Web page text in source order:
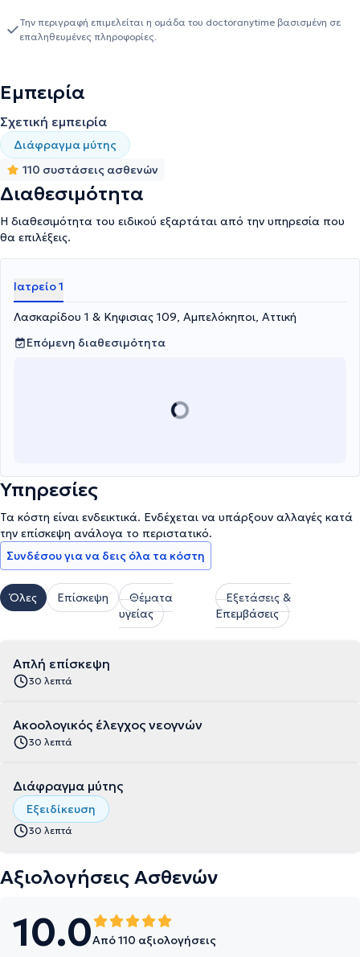
παρόντος διατελεί Επιμελητής ΩΡΛ Κλινικής του 401 ΓΣΝΑ.
Αναλαμβάνει πλήθος περιστατικών, αξιοποιώντας την
κάθε ασθενούς που αναλαμβάνει.
Την περιγραφή επιμελείται η ομάδα του doctoranytime βασισμένη σε
επαληθευμένες πληροφορίες.
Εμπειρία
Σχετική εμπειρία
Διάφραγμα μύτης
110 συστάσεις ασθενών
Διαθεσιμότητα
Η διαθεσιμότητα του ειδικού εξαρτάται από την υπηρεσία που
θα επιλέξεις.
Ιατρείο 1
Λασκαρίδου 1 & Κηφισιας 109, Αμπελόκηποι, Αττική
Επόμενη διαθεσιμότητα
Υπηρεσίες
Τα κόστη είναι ενδεικτικά. Ενδέχεται να υπάρξουν αλλαγές κατά
την επίσκεψη ανάλογα το περιστατικό.
Συνδέσου για να δεις όλα τα κόστη
Όλες Επίσκεψη
Θέματα
υγείας
Εξετάσεις &
Επεμβάσεις
Απλή επίσκεψη
30 λεπτά
Ακοολογικός έλεγχος νεογνών
30 λεπτά
Διάφραγμα μύτης
Εξειδίκευση
30 λεπτά
Αξιολογήσεις Ασθενών
10.0Από 110 αξιολογήσεις